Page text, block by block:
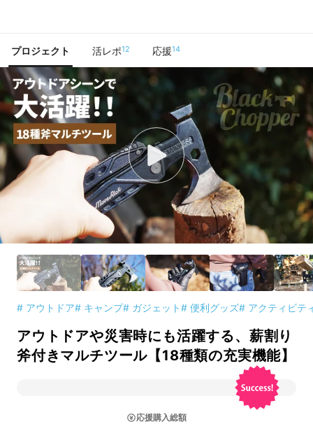
プロジェクト 活レポ12 応援14
# アウトドア# キャンプ# ガジェット# 便利グッズ# アクティビテ
アウトドアや災害時にも活躍する、薪割り
斧付きマルチツール【18種類の充実機能】
応援購入総額